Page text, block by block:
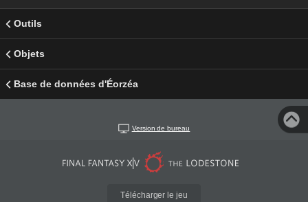
Outils
Objets
Base de données d'Éorzéa
Version de bureau
Télécharger le jeu